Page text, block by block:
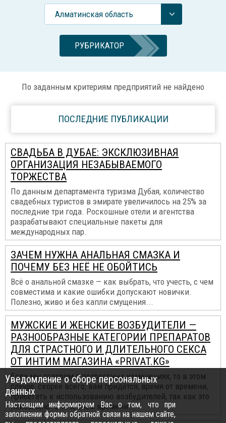
Алматинская область
РУБРИКАТОР
По заданным критериям предприятий не найдено
ПОСЛЕДНИЕ ПУБЛИКАЦИИ
СВАДЬБА В ДУБАЕ: ЭКСКЛЮЗИВНАЯ
ОРГАНИЗАЦИЯ НЕЗАБЫВАЕМОГО
ТОРЖЕСТВА
По данным департамента туризма Дубая, количество
свадебных туристов в эмирате увеличилось на 25% за
последние три года. Роскошные отели и агентства
разрабатывают специальные пакеты для
международных пар.
ЗАЧЕМ НУЖНА АНАЛЬНАЯ СМАЗКА И
ПОЧЕМУ БЕЗ НЕЁ НЕ ОБОЙТИСЬ
Всё о анальной смазке — как выбрать, что учесть, с чем
совместима и какие ошибки допускают новички.
Полезно, живо и без капли смущения...
МУЖСКИЕ И ЖЕНСКИЕ ВОЗБУДИТЕЛИ —
РАЗНООБРАЗНЫЕ КАТЕГОРИИ ПРЕПАРАТОВ
ДЛЯ СТРАСТНОГО И ДЛИТЕЛЬНОГО СЕКСА
ОТ ИНТИМ МАГАЗИНА «PRIVAT.KG»
Если мы говорим о возрастных изменениях, то в этом
случае, скорее всего, вам придётся, время от времени,
прибегать к использованию возбудителей, так как это
неизбежно. С течением времени...
Уведомление о сборе персональных
данных
Настоящим информируем Вас о том, что при
заполнении формы обратной связи на нашем сайте,